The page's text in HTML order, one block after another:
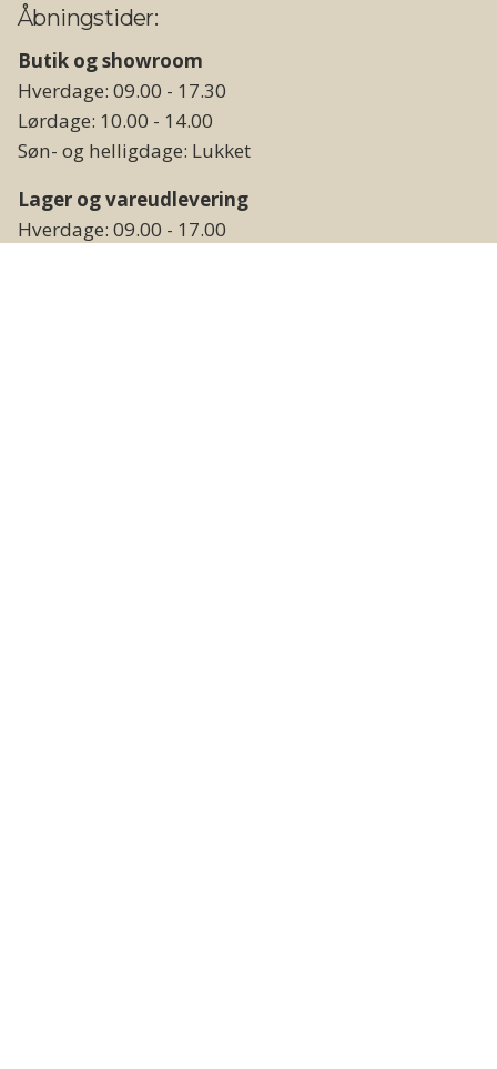
Åbningstider:
Butik og showroom
Hverdage: 09.00 - 17.30
Lørdage: 10.00 - 14.00
Søn- og helligdage: Lukket
Lager og vareudlevering
Hverdage: 09.00 - 17.00